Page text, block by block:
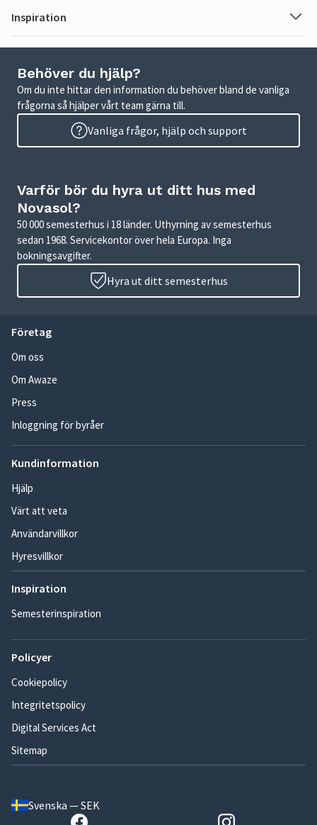
Inspiration
Behöver du hjälp?
Om du inte hittar den information du behöver bland de vanliga
frågorna så hjälper vårt team gärna till.
Vanliga frågor, hjälp och support
Varför bör du hyra ut ditt hus med
Novasol?
50 000 semesterhus i 18 länder. Uthyrning av semesterhus
sedan 1968. Servicekontor över hela Europa. Inga
bokningsavgifter.
Hyra ut ditt semesterhus
Företag
Om oss
Om Awaze
Press
Inloggning för byråer
Kundinformation
Hjälp
Värt att veta
Användarvillkor
Hyresvillkor
Inspiration
Semesterinspiration
Policyer
Cookiepolicy
Integritetspolicy
Digital Services Act
Sitemap
Svenska — SEK